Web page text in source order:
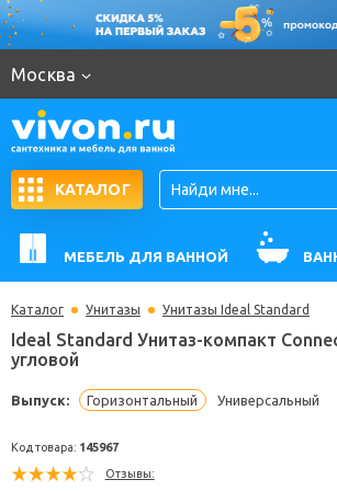
Москва
КАТАЛОГ
МЕБЕЛЬ ДЛЯ ВАННОЙ
Каталог Унитазы Унитазы Ideal Standard
угловой
Выпуск: Горизонтальный